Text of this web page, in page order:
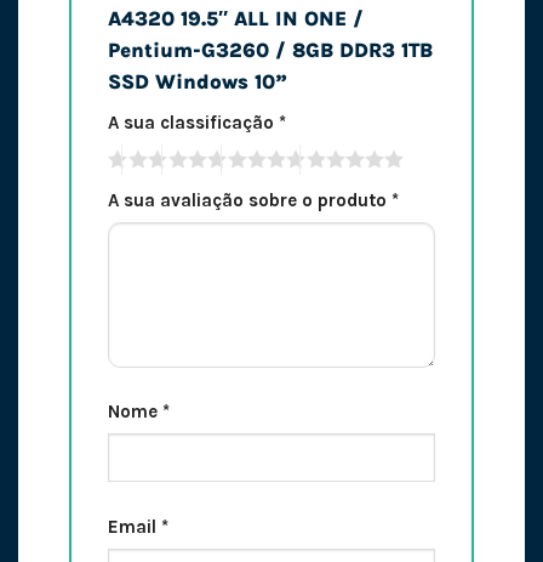
A4320 19.5″ ALL IN ONE /
Pentium-G3260 / 8GB DDR3 1TB
SSD Windows 10”
A sua classificação *
A sua avaliação sobre o produto *
Nome *
Email *